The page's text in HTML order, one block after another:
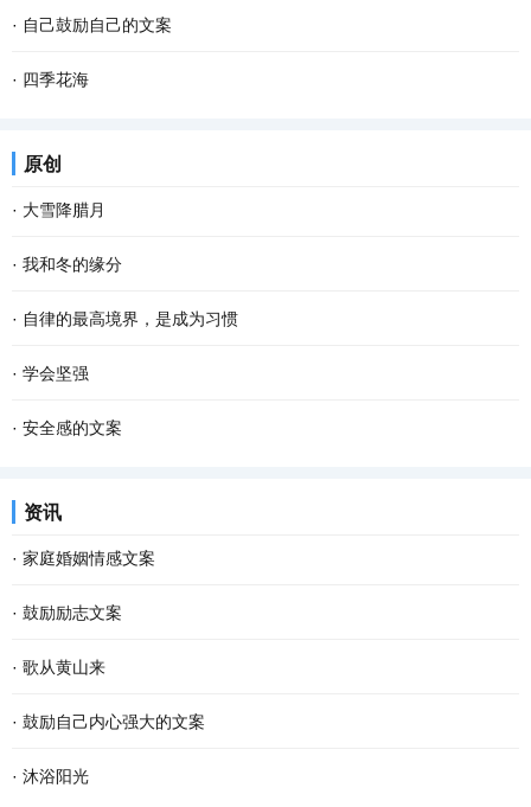
· 自己鼓励自己的文案
· 四季花海
原创
· 大雪降腊月
· 我和冬的缘分
· 自律的最高境界，是成为习惯
· 学会坚强
· 安全感的文案
资讯
· 家庭婚姻情感文案
· 鼓励励志文案
· 歌从黄山来
· 鼓励自己内心强大的文案
· 沐浴阳光